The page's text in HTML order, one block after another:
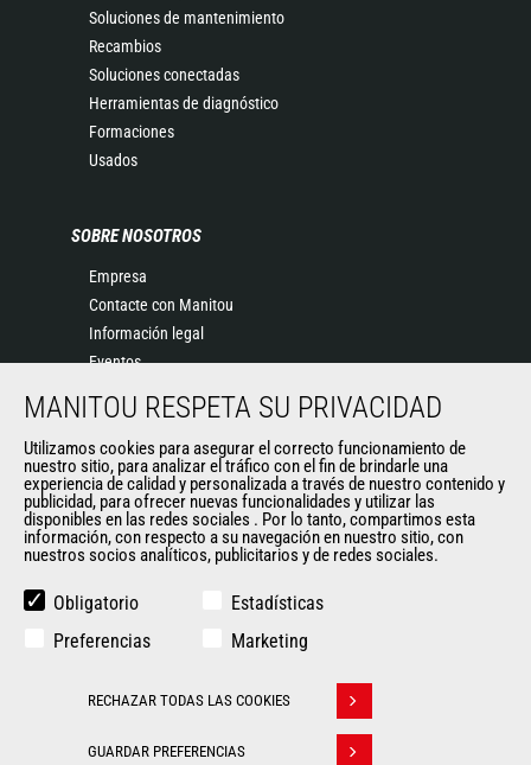
Soluciones de mantenimiento
Recambios
Soluciones conectadas
Herramientas de diagnóstico
Formaciones
Usados
SOBRE NOSOTROS
Empresa
Contacte con Manitou
Información legal
Eventos
Historia
General Terms and Conditions of Sale
OTROS SITIOS DEL GRUPO
Manitou Group
Empleo
RMI Manitou
Edge Attachments
MANITOU RESPETA SU PRIVACIDAD
Utilizamos cookies para asegurar el correcto funcionamiento de
nuestro sitio, para analizar el tráfico con el fin de brindarle una
experiencia de calidad y personalizada a través de nuestro contenido y
publicidad, para ofrecer nuevas funcionalidades y utilizar las
disponibles en las redes sociales . Por lo tanto, compartimos esta
información, con respecto a su navegación en nuestro sitio, con
nuestros socios analíticos, publicitarios y de redes sociales.
Obligatorio
Estadísticas
Preferencias
Marketing
RECHAZAR TODAS LAS COOKIES
GUARDAR PREFERENCIAS